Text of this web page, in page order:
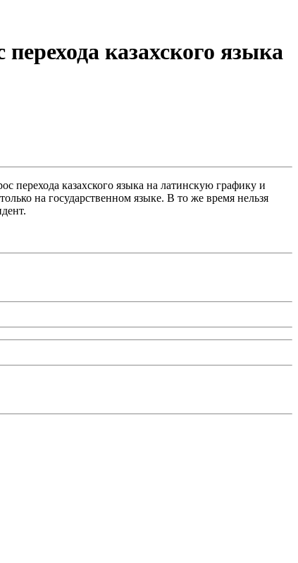
казахского языка
перехода казахского языка на латинскую графику и
на государственном языке. В то же время нельзя